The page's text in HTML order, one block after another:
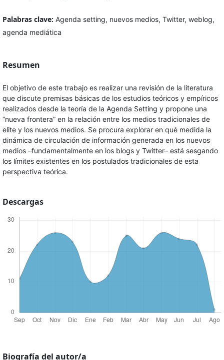
Palabras clave: Agenda setting, nuevos medios, Twitter, weblog,
agenda mediática
Resumen
El objetivo de este trabajo es realizar una revisión de la literatura
que discute premisas básicas de los estudios teóricos y empíricos
realizados desde la teoría de la Agenda Setting y propone una
“nueva frontera” en la relación entre los medios tradicionales de
elite y los nuevos medios. Se procura explorar en qué medida la
dinámica de circulación de información generada en los nuevos
medios –fundamentalmente en los blogs y Twitter– está sesgando
los límites existentes en los postulados tradicionales de esta
perspectiva teórica.
Descargas
Biografía del autor/a